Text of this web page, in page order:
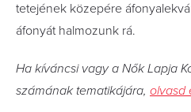
tetejének közepére
áfonyát halmozunk rá.
Ha kíváncsi vagy a Nők Lapja
számának tematikájára, olvasd